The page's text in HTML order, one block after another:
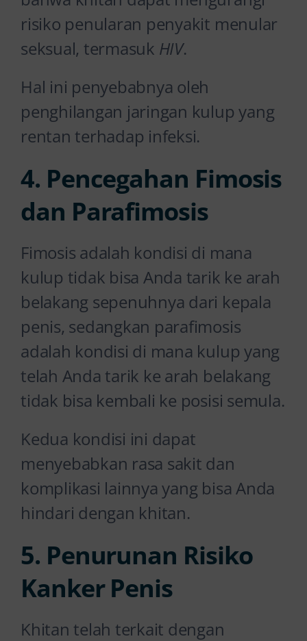
risiko penularan penyakit menular
seksual, termasuk HIV.
Hal ini penyebabnya oleh
penghilangan jaringan kulup yang
rentan terhadap infeksi.
4. Pencegahan Fimosis
dan Parafimosis
Fimosis adalah kondisi di mana
kulup tidak bisa Anda tarik ke arah
belakang sepenuhnya dari kepala
penis, sedangkan parafimosis
adalah kondisi di mana kulup yang
telah Anda tarik ke arah belakang
tidak bisa kembali ke posisi semula.
Kedua kondisi ini dapat
menyebabkan rasa sakit dan
komplikasi lainnya yang bisa Anda
hindari dengan khitan.
5. Penurunan Risiko
Kanker Penis
Khitan telah terkait dengan